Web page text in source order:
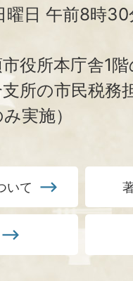
曜日 午前8時
役所本庁舎1
所の市民税務
実施）
いて